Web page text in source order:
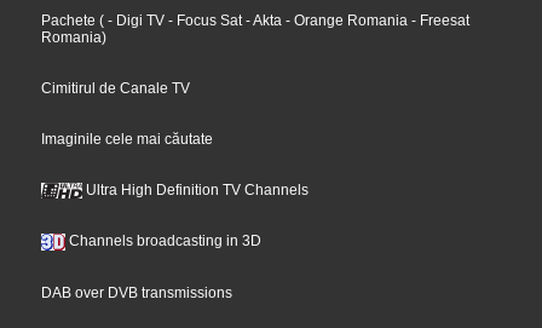
Pachete (- Digi TV - Focus Sat - Akta - Orange Romania - Freesat
Romania)
Cimitirul de Canale TV
Imaginile cele mai căutate
Ultra High Definition TV Channels
Channels broadcasting in 3D
DAB over DVB transmissions